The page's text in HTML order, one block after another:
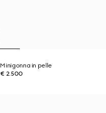
Minigonna in pelle
€ 2.500